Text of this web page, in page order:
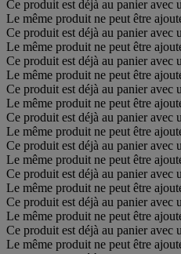
Ce produit est déjà au panier avec
Le même produit ne peut être
Ce produit est déjà au panier avec
Le même produit ne peut être
Ce produit est déjà au panier avec
Le même produit ne peut être
Ce produit est déjà au panier avec
Le même produit ne peut être
Ce produit est déjà au panier avec
Le même produit ne peut être
Ce produit est déjà au panier avec
Le même produit ne peut être
Ce produit est déjà au panier avec
Le même produit ne peut être
Ce produit est déjà au panier avec
Le même produit ne peut être
Ce produit est déjà au panier avec
Le même produit ne peut être